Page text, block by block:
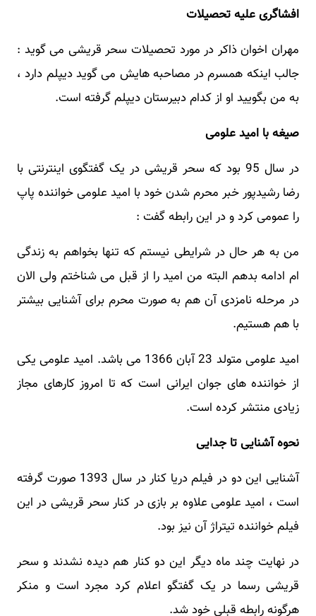
افشاگری علیه تحصیلات
مهران اخوان ذاکر در مورد تحصیلات سحر قریشی می گوید :
جالب اینکه همسرم در مصاحبه هایش می گوید دیپلم دارد ،
به من بگویید او از کدام دبیرستان دیپلم گرفته است.
صیغه با امید علومی
در سال 95 بود که سحر قریشی در یک گفتگوی اینترنتی با
رضا رشیدپور خبر محرم شدن خود با امید علومی خواننده پاپ
را عمومی کرد و در این رابطه گفت :
من به هر حال در شرایطی نیستم که تنها بخواهم به زندگی
ام ادامه بدهم البته من امید را از قبل می شناختم ولی الان
در مرحله نامزدی آن هم به صورت محرم برای آشنایی بیشتر
با هم هستیم.
امید علومی متولد 23 آبان 1366 می باشد. امید علومی یکی
از خواننده های جوان ایرانی است که تا امروز کارهای مجاز
زیادی منتشر کرده است.
نحوه آشنایی تا جدایی
آشنایی این دو در فیلم دریا کنار در سال 1393 صورت گرفته
است ، امید علومی علاوه بر بازی در کنار سحر قریشی در این
فیلم خواننده تیتراژ آن نیز بود.
در نهایت چند ماه دیگر این دو کنار هم دیده نشدند و سحر
قریشی رسما در یک گفتگو اعلام کرد مجرد است و منکر
هرگونه رابطه قبلی خود شد.